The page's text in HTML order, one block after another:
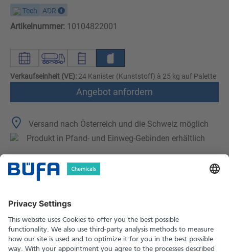
Tech ADR
Artikelnummer: 10104822001
Verkaufseinheit (VE): 24 Kanister (Kunststoff) à 25 kg auf Palette
Angebot anfordern
Versand nach Österreich und die Schweiz möglich
Produkt in Pfand- und Einweg-Gebinden erhältlich
Technische Merkmale
Sicherheitshinweise